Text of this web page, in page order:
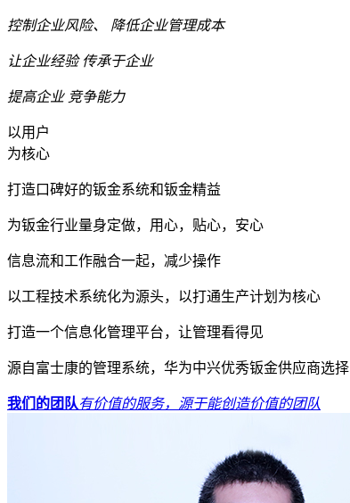
控制企业风险、 降低企业管理成本
让企业经验 传承于企业
提高企业 竞争能力
以用户
为核心
打造口碑好的钣金系统和钣金精益
为钣金行业量身定做，用心，贴心，安心
信息流和工作融合一起，减少操作
以工程技术系统化为源头，以打通生产计划为核心
打造一个信息化管理平台，让管理看得见
源自富士康的管理系统，华为中兴优秀钣金供应商选择
我们的团队有价值的服务，源于能创造价值的团队